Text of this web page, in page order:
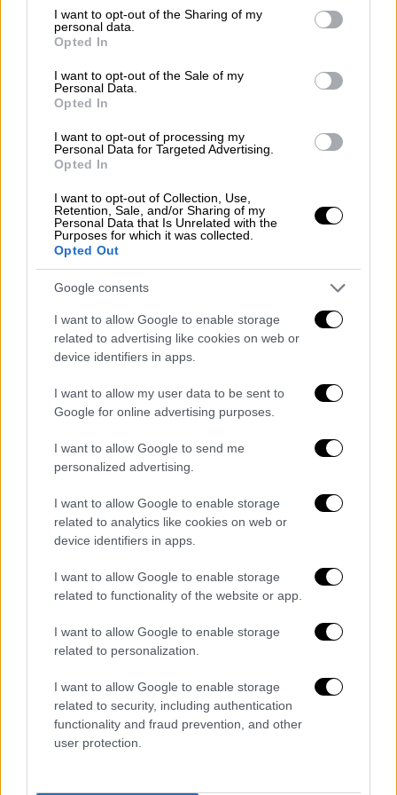
not limited to your visit or usage behaviour. You may click to
grant or deny consent to Google and its third-party tags to
use your data for below specified purposes in below Google
consent section.
I want to opt-out of the Sharing of my
personal data.
Opted In
I want to opt-out of the Sale of my
Personal Data.
Opted In
I want to opt-out of processing my
Personal Data for Targeted Advertising.
Opted In
I want to opt-out of Collection, Use,
Retention, Sale, and/or Sharing of my
Personal Data that Is Unrelated with the
Purposes for which it was collected.
Opted Out
Google consents
I want to allow Google to enable storage
related to advertising like cookies on web or
device identifiers in apps.
I want to allow my user data to be sent to
Google for online advertising purposes.
I want to allow Google to send me
personalized advertising.
I want to allow Google to enable storage
related to analytics like cookies on web or
device identifiers in apps.
I want to allow Google to enable storage
related to functionality of the website or app.
I want to allow Google to enable storage
related to personalization.
I want to allow Google to enable storage
related to security, including authentication
functionality and fraud prevention, and other
user protection.
χρησιμοποιήσουνμονοπάτια μέσα από τα
χωράφιαγια να επιστρέψουν τα παιδιά στα
video
Σε βίντεο από drone φαίνονται οι
ρηγματώσεις δίπλα στα σπίτια
πλαγιάπου είναι χτισμένο το χωριό.
Κατολισθήσεις και στον Ταΰγετο
Την ίδια ώρα, όπως αναφέρει η ΕΡΤ, στον
Ταΰγετοεκκενώθηκαν προληπτικά δυο
οικισμοί που βρίσκονται σε πλαγιά λόγω
υποχωρήσει κτίσματα και δρόμοι.